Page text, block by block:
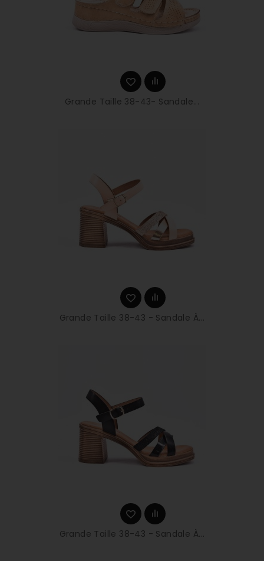
Grande Taille 38-43- Sandale...
Grande Taille 38-43 - Sandale À...
Grande Taille 38-43 - Sandale À...